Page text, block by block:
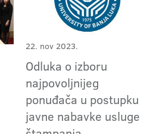
22. nov 2023.
Odluka o izboru
najpovoljnijeg
ponuđača u postupku
javne nabavke usluge